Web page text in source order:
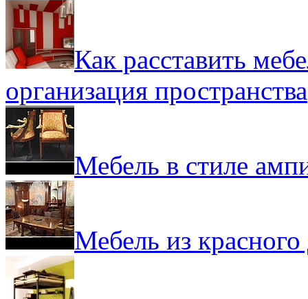
Как расставить
организация пространства
Мебель в стиле
Мебель из красного